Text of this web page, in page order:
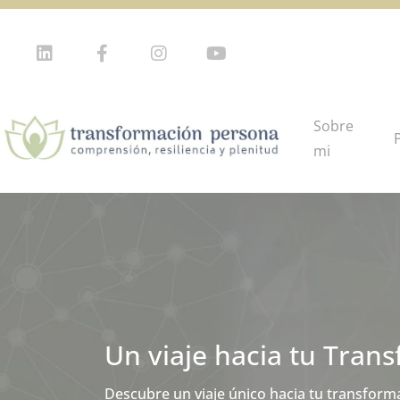
Sobre
mi
Un viaje hacia tu
Descubre un viaje único hacia tu
Plataforma de
Conocimientos y recursos para prevenir,